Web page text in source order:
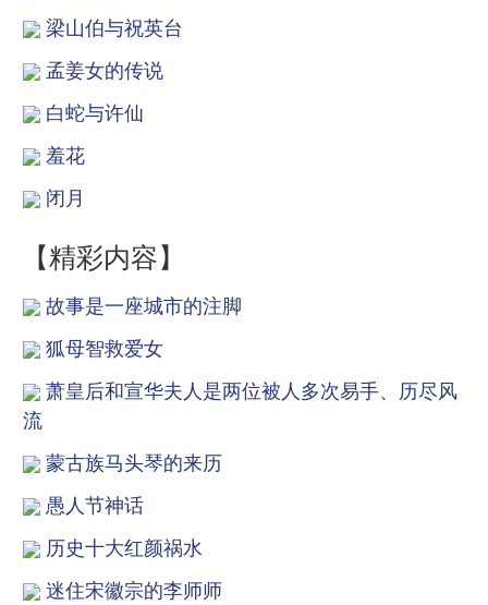
梁山伯与祝英台
孟姜女的传说
白蛇与许仙
羞花
闭月
【精彩内容】
故事是一座城市的注脚
狐母智救爱女
萧皇后和宣华夫人是两位被人多次易手、历尽风
流
蒙古族马头琴的来历
愚人节神话
历史十大红颜祸水
迷住宋徽宗的李师师